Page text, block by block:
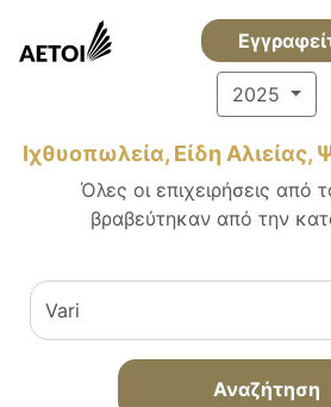
2025
Ιχθυοπωλεία, Είδη
Όλες οι επιχειρήσεις από
βραβεύτηκαν από την
Αναζήτηση